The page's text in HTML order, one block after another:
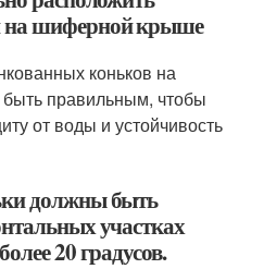
на шиферной крыше
коньков на
правильным, чтобы
от воды и устойчивость
должны быть
участках
20 градусов.